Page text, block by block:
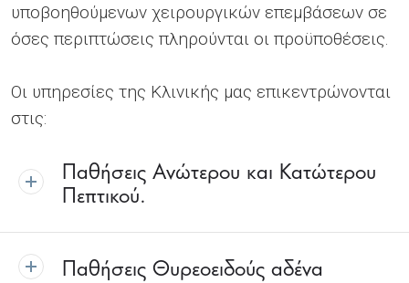
υποβοηθούμενων χειρουργικών επεμβάσεων σε
όσες περιπτώσεις πληρούνται οι προϋποθέσεις.
Οι υπηρεσίες της Κλινικής μας επικεντρώνονται
στις:
Παθήσεις Ανώτερου και Κατώτερου
Πεπτικού.
Παθήσεις Θυρεοειδούς αδένα